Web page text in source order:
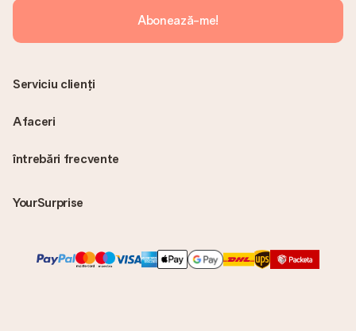
Abonează-me!
întrebări frecvente
YourSurprise
Serviciu clienți
Afaceri